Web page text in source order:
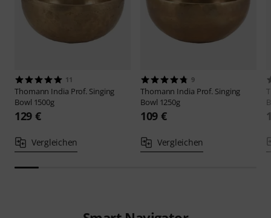
11
Thomann India Prof. Singing
Bowl 1500g
129 €
Vergleichen
9
Thomann India Prof. Singing
Bowl 1250g
109 €
Vergleichen